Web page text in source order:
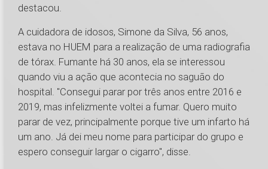
destacou.
A cuidadora de idosos, Simone da Silva, 56 anos,
estava no HUEM para a realização de uma radiografia
de tórax. Fumante há 30 anos, ela se interessou
quando viu a ação que acontecia no saguão do
hospital. "Consegui parar por três anos entre 2016 e
2019, mas infelizmente voltei a fumar. Quero muito
parar de vez, principalmente porque tive um infarto há
um ano. Já dei meu nome para participar do grupo e
espero conseguir largar o cigarro", disse.